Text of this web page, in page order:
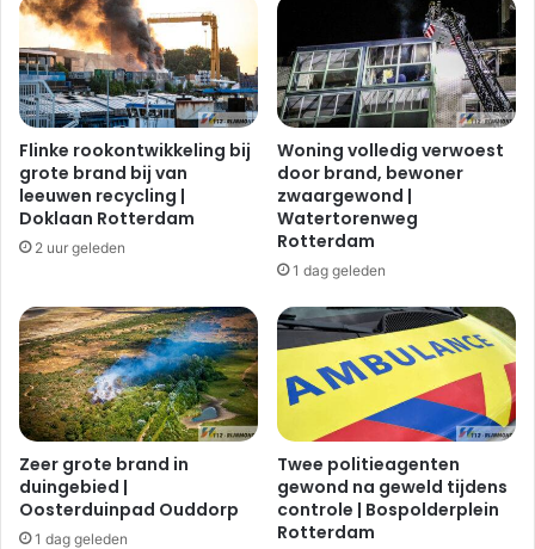
Flinke rookontwikkeling bij
grote brand bij van
leeuwen recycling |
Doklaan Rotterdam
2 uur geleden
Woning volledig verwoest
door brand, bewoner
zwaargewond |
Watertorenweg
Rotterdam
1 dag geleden
Zeer grote brand in
duingebied |
Oosterduinpad Ouddorp
1 dag geleden
Twee politieagenten
gewond na geweld tijdens
controle | Bospolderplein
Rotterdam